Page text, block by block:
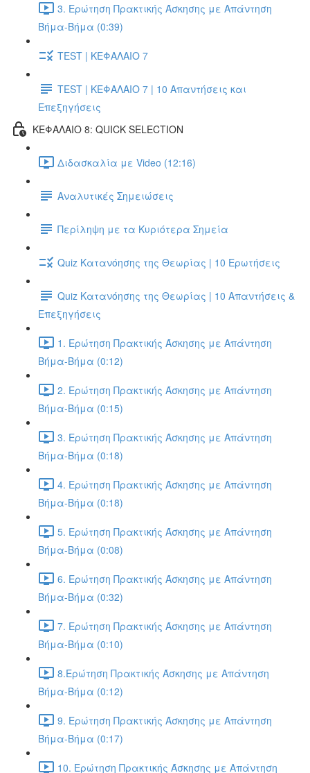
3. Ερώτηση Πρακτικής Άσκησης με Απάντηση
Βήμα-Βήμα (0:39)
TEST | ΚΕΦΑΛΑΙΟ 7
TEST | ΚΕΦΑΛΑΙΟ 7 | 10 Απαντήσεις και
Επεξηγήσεις
ΚΕΦΑΛΑΙΟ 8: QUICK SELECTION
Διδασκαλία με Video (12:16)
Αναλυτικές Σημειώσεις
Περίληψη με τα Κυριότερα Σημεία
Quiz Κατανόησης της Θεωρίας | 10 Ερωτήσεις
Quiz Κατανόησης της Θεωρίας | 10 Απαντήσεις &
Επεξηγήσεις
1. Ερώτηση Πρακτικής Άσκησης με Απάντηση
Βήμα-Βήμα (0:12)
2. Ερώτηση Πρακτικής Άσκησης με Απάντηση
Βήμα-Βήμα (0:15)
3. Ερώτηση Πρακτικής Άσκησης με Απάντηση
Βήμα-Βήμα (0:18)
4. Ερώτηση Πρακτικής Άσκησης με Απάντηση
Βήμα-Βήμα (0:18)
5. Ερώτηση Πρακτικής Άσκησης με Απάντηση
Βήμα-Βήμα (0:08)
6. Ερώτηση Πρακτικής Άσκησης με Απάντηση
Βήμα-Βήμα (0:32)
7. Ερώτηση Πρακτικής Άσκησης με Απάντηση
Βήμα-Βήμα (0:10)
8.Ερώτηση Πρακτικής Άσκησης με Απάντηση
Βήμα-Βήμα (0:12)
9. Ερώτηση Πρακτικής Άσκησης με Απάντηση
Βήμα-Βήμα (0:17)
10. Ερώτηση Πρακτικής Άσκησης με Απάντηση